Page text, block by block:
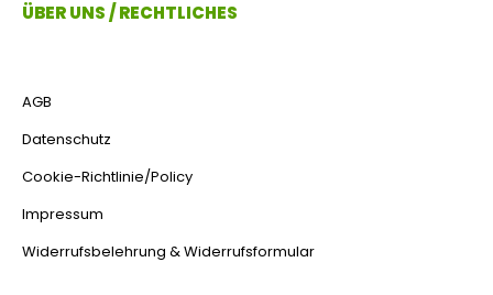
ÜBER UNS / RECHTLICHES
AGB
Datenschutz
Cookie-Richtlinie/Policy
Impressum
Widerrufsbelehrung & Widerrufsformular